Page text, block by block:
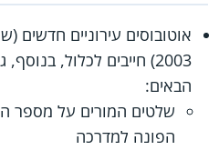
אוטובוסים עירוניים חדשים
2003) חייבים לכלול,
הבאים:
שלטים המורים על מספר
הפונה למדרכה